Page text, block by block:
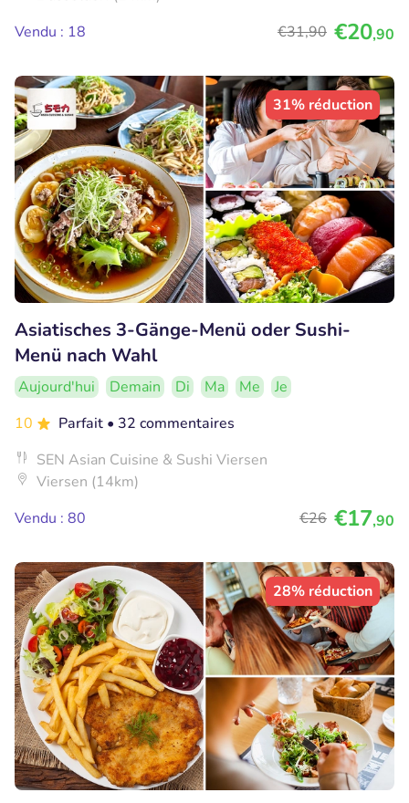
Vendu : 18
€31,90 €20,90
31% réduction
Asiatisches 3-Gänge-Menü oder Sushi-
Menü nach Wahl
Aujourd'hui Demain Di Ma Me
Je
10
Parfait • 32 commentaires
SEN Asian Cuisine & Sushi Viersen
Viersen (14km)
Vendu : 80
€26 €17,90
28% réduction